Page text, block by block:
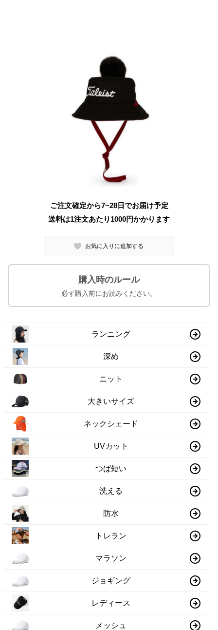
ご注文確定から7~28日でお届け予定
送料は1注文あたり 1000円かかります
お気に入りに追加する
購入時のルール
必ず購入前にお読みください。
ランニング
深め
ニット
大きいサイズ
ネックシェード
UVカット
つば短い
洗える
防水
トレラン
マラソン
ジョギング
レディース
メッシュ